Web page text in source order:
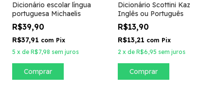
Dicionário escolar língua
portuguesa Michaelis
R$39,90
R$37,91 com Pix
5 x de R$7,98 sem juros
Dicionário Scottini Kaz
Inglês ou Português
R$13,90
R$13,21 com Pix
2 x de R$6,95 sem juros
Comprar